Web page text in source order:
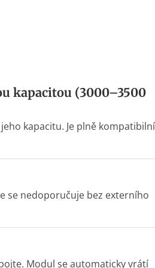
kapacitou (3000–3500
kapacitu. Je plně kompatibilní
se nedoporučuje bez externího
Modul se automaticky vrátí